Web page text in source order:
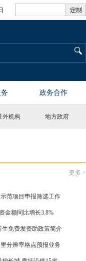
外机构 地方政府
更多 >
范项目申报筛选工作
金额同比增长3.8%
免费发资助政策简介
分辨率格点预报业务